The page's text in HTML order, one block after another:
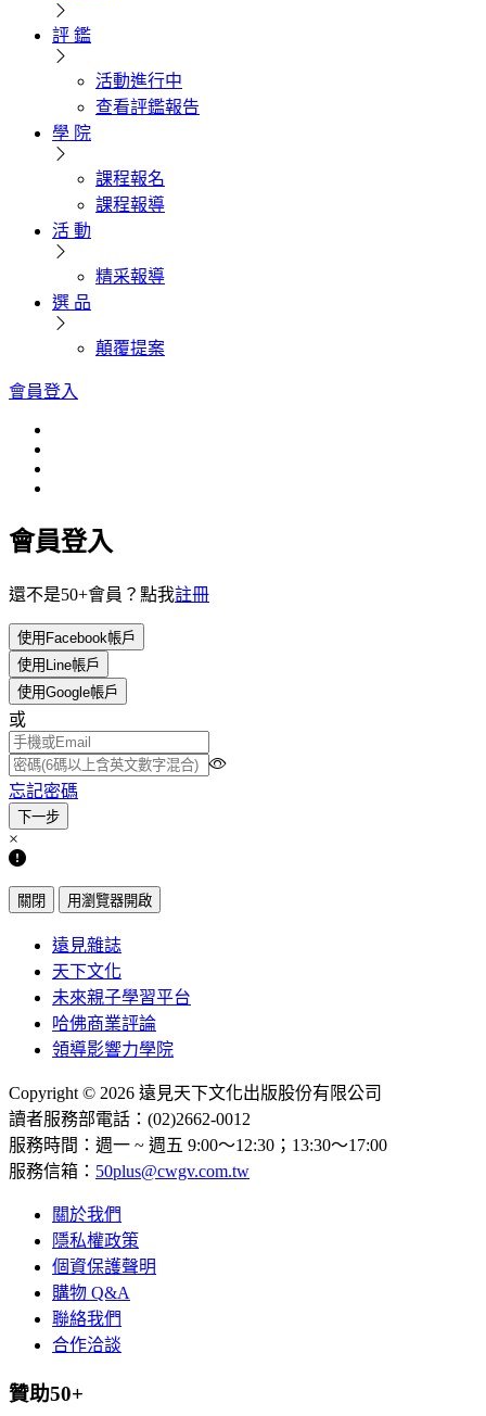
評 鑑
活動進行中
查看評鑑報告
學 院
課程報名
課程報導
活 動
精采報導
選 品
顛覆提案
會員登入
會員登入
還不是50+會員？點我註冊
使用Facebook帳戶
使用Line帳戶
使用Google帳戶
或
忘記密碼
×
關閉 用瀏覽器開啟
遠見雜誌
天下文化
未來親子學習平台
哈佛商業評論
領導影響力學院
Copyright © 2026 遠見天下文化出版股份有限公司
讀者服務部電話：(02)2662-0012
服務時間：週一 ~ 週五 9:00～12:30；13:30～17:00
服務信箱： 50plus@cwgv.com.tw
關於我們
隱私權政策
個資保護聲明
購物 Q&A
聯絡我們
合作洽談
贊助50+